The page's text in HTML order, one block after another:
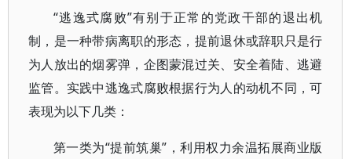
“逃逸式腐败”有别于正常的党政干部的退出机
制，是一种带病离职的形态，提前退休或辞职只是行
为人放出的烟雾弹，企图蒙混过关、安全着陆、逃避
监管。实践中逃逸式腐败根据行为人的动机不同，可
表现为以下几类：
第一类为“提前筑巢”，利用权力余温拓展商业版